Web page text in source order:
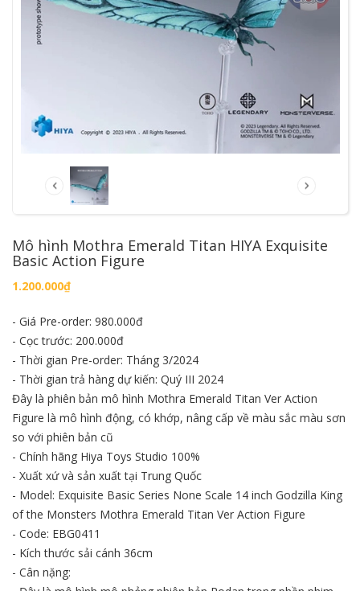
Mô hình Mothra Emerald Titan HIYA Exquisite
Basic Action Figure
1.200.000₫
- Giá Pre-order: 980.000đ
- Cọc trước: 200.000đ
- Thời gian Pre-order: Tháng 3/2024
- Thời gian trả hàng dự kiến: Quý III 2024
Đây là phiên bản mô hình Mothra Emerald Titan Ver Action
Figure là mô hình động, có khớp, nâng cấp về màu sắc màu sơn
so với phiên bản cũ
- Chính hãng Hiya Toys Studio 100%
- Xuất xứ và sản xuất tại Trung Quốc
- Model: Exquisite Basic Series None Scale 14 inch Godzilla King
of the Monsters Mothra Emerald Titan Ver Action Figure
- Code: EBG0411
- Kích thước sải cánh 36cm
- Cân nặng: